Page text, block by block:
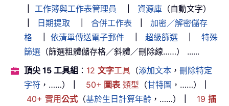
工作簿與工作表管理員 資源庫 （自動文字）
日期提取 合併工作表
加密／解密儲存
格
依清單傳送電子郵件 超級篩選
特殊
篩選 （篩選粗體儲存格／斜體／刪除線……） ......
頂尖 15 工具組 ： 12 文字工具 （添加文本 ， 刪除特定
字符 ，……） 50+ 圖表 類型 （甘特圖 ，……）
40+ 實用公式 （基於生日計算年齡 ，……） 19 插